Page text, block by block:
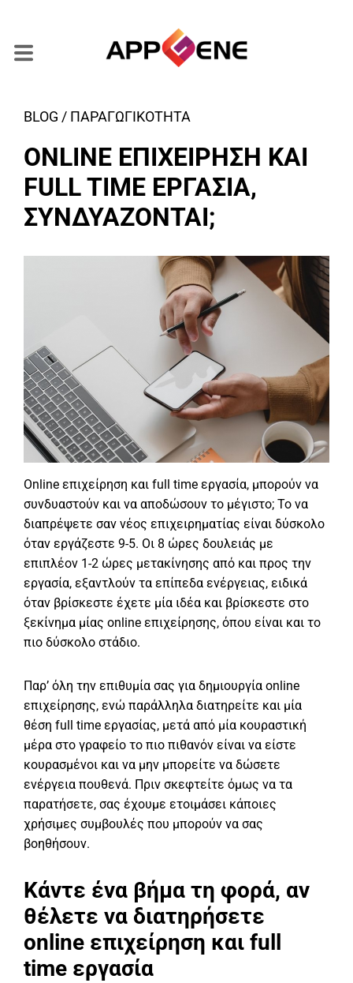
BLOG / ΠΑΡΑΓΩΓΙΚΟΤΗΤΑ
ONLINE ΕΠΙΧΕΙΡΗΣΗ ΚΑΙ
FULL TIME ΕΡΓΑΣΙΑ,
ΣΥΝΔΥΑΖΟΝΤΑΙ;
Online επιχείρηση και full time εργασία, μπορούν να
συνδυαστούν και να αποδώσουν το μέγιστο; Το να
διαπρέψετε σαν νέος επιχειρηματίας είναι δύσκολο
όταν εργάζεστε 9-5. Οι 8 ώρες δουλειάς με
επιπλέον 1-2 ώρες μετακίνησης από και προς την
εργασία, εξαντλούν τα επίπεδα ενέργειας, ειδικά
όταν βρίσκεστε έχετε μία ιδέα και βρίσκεστε στο
ξεκίνημα μίας online επιχείρησης, όπου είναι και το
πιο δύσκολο στάδιο.
Παρ’ όλη την επιθυμία σας για δημιουργία online
επιχείρησης, ενώ παράλληλα διατηρείτε και μία
θέση full time εργασίας, μετά από μία κουραστική
μέρα στο γραφείο το πιο πιθανόν είναι να είστε
κουρασμένοι και να μην μπορείτε να δώσετε
ενέργεια πουθενά. Πριν σκεφτείτε όμως να τα
παρατήσετε, σας έχουμε ετοιμάσει κάποιες
χρήσιμες συμβουλές που μπορούν να σας
βοηθήσουν.
Κάντε ένα βήμα τη φορά, αν
θέλετε να διατηρήσετε
online επιχείρηση και full
time εργασία